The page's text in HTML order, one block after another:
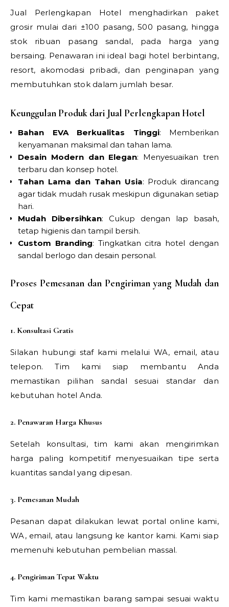
Jual Perlengkapan Hotel menghadirkan paket
grosir mulai dari ±100 pasang, 500 pasang, hingga
stok ribuan pasang sandal, pada harga yang
bersaing. Penawaran ini ideal bagi hotel berbintang,
resort, akomodasi pribadi, dan penginapan yang
membutuhkan stok dalam jumlah besar.
Keunggulan Produk dari Jual Perlengkapan Hotel
Bahan EVA Berkualitas Tinggi: Memberikan
kenyamanan maksimal dan tahan lama.
Desain Modern dan Elegan: Menyesuaikan tren
terbaru dan konsep hotel.
Tahan Lama dan Tahan Usia: Produk dirancang
agar tidak mudah rusak meskipun digunakan setiap
hari.
Mudah Dibersihkan: Cukup dengan lap basah,
tetap higienis dan tampil bersih.
Custom Branding: Tingkatkan citra hotel dengan
sandal berlogo dan desain personal.
Proses Pemesanan dan Pengiriman yang Mudah dan
Cepat
1. Konsultasi Gratis
Silakan hubungi staf kami melalui WA, email, atau
telepon. Tim kami siap membantu Anda
memastikan pilihan sandal sesuai standar dan
kebutuhan hotel Anda.
2. Penawaran Harga Khusus
Setelah konsultasi, tim kami akan mengirimkan
harga paling kompetitif menyesuaikan tipe serta
kuantitas sandal yang dipesan.
3. Pemesanan Mudah
Pesanan dapat dilakukan lewat portal online kami,
WA, email, atau langsung ke kantor kami. Kami siap
memenuhi kebutuhan pembelian massal.
4. Pengiriman Tepat Waktu
Tim kami memastikan barang sampai sesuai waktu